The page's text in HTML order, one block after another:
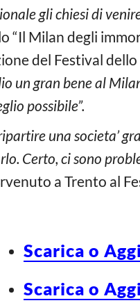
gli chiesi di
“Il Milan degli
del Festival dello
un gran bene al
possibile”.
una societa’
Certo, ci sono
a Trento al
Scarica o
Scarica o